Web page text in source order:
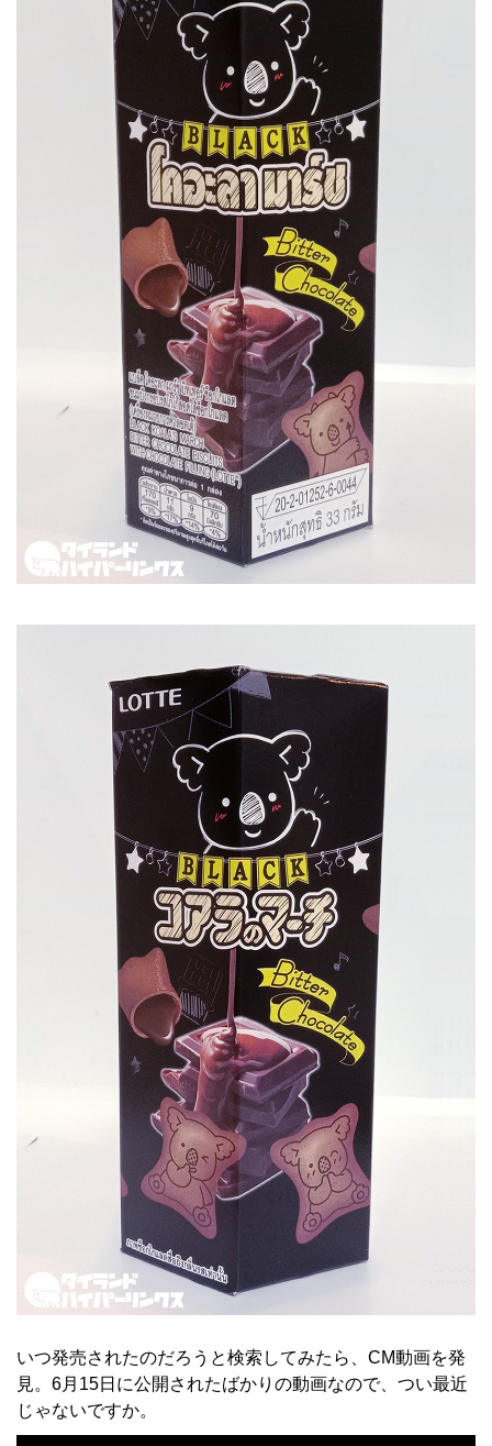
いつ発売されたのだろうと検索してみたら、CM動画を発
見。6月15日に公開されたばかりの動画なので、つい最近
じゃないですか。